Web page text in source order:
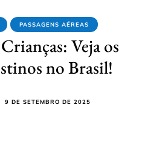
PASSAGENS AÉREAS
Veja os
no Brasil!
9 DE SETEMBRO DE 2025